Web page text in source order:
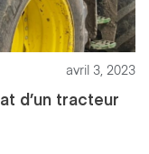
avril 3, 2023
d’un tracteur